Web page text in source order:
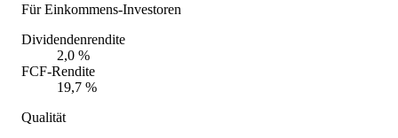
Für Einkommens-Investoren
Dividendenrendite
2,0 %
FCF-Rendite
19,7 %
Qualität